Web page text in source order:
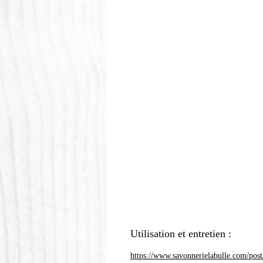
Utilisation et entretien :
https://www.savonnerielabulle.com/